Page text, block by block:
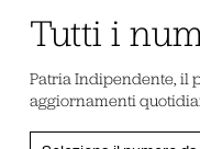
Tutti i
Patria Indipendente, il
aggiornamenti